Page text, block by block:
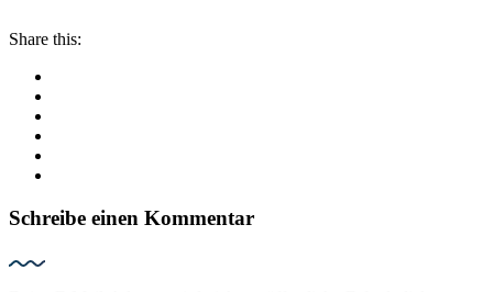
Share this:
Schreibe einen Kommentar